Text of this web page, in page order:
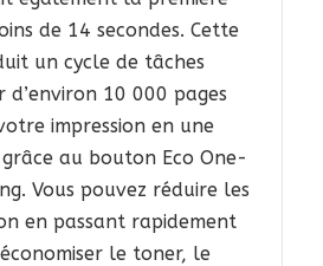
de 14 secondes. Cette
un cycle de tâches
d’environ 10 000 pages
impression en une
au bouton Eco One-
Vous pouvez réduire les
en passant rapidement
le toner, le